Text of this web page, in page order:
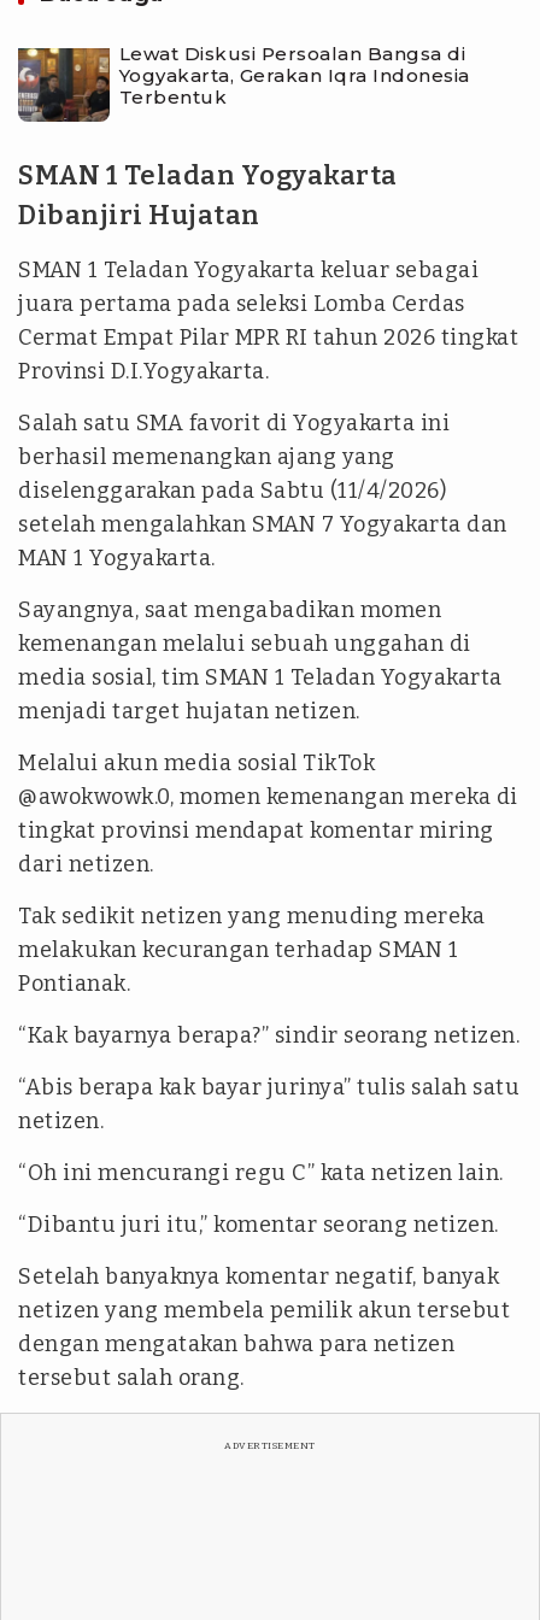
Lewat Diskusi Persoalan Bangsa di
Yogyakarta, Gerakan Iqra Indonesia
Terbentuk
SMAN 1 Teladan Yogyakarta
Dibanjiri Hujatan
SMAN 1 Teladan Yogyakarta keluar sebagai
juara pertama pada seleksi Lomba Cerdas
Cermat Empat Pilar MPR RI tahun 2026 tingkat
Provinsi D.I.Yogyakarta.
Salah satu SMA favorit di Yogyakarta ini
berhasil memenangkan ajang yang
diselenggarakan pada Sabtu (11/4/2026)
setelah mengalahkan SMAN 7 Yogyakarta dan
MAN 1 Yogyakarta.
Sayangnya, saat mengabadikan momen
kemenangan melalui sebuah unggahan di
media sosial, tim SMAN 1 Teladan Yogyakarta
menjadi target hujatan netizen.
Melalui akun media sosial TikTok
@awokwowk.0, momen kemenangan mereka di
tingkat provinsi mendapat komentar miring
dari netizen.
Tak sedikit netizen yang menuding mereka
melakukan kecurangan terhadap SMAN 1
Pontianak.
“Kak bayarnya berapa?” sindir seorang netizen.
“Abis berapa kak bayar jurinya” tulis salah satu
netizen.
“Oh ini mencurangi regu C” kata netizen lain.
“Dibantu juri itu,” komentar seorang netizen.
Setelah banyaknya komentar negatif, banyak
netizen yang membela pemilik akun tersebut
dengan mengatakan bahwa para netizen
tersebut salah orang.
ADVERTISEMENT